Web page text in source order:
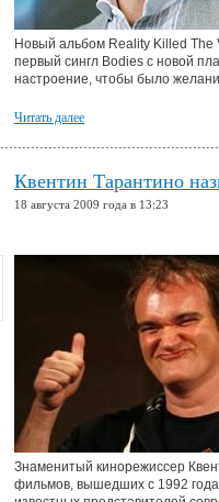
Новый альбом Reality Killed
первый сингл Bodies с новой
настроение, чтобы было
Читать далее
Квентин Тарантино
18 августа 2009 года в 13:23
Знаменитый кинорежиссер
фильмов, вышедших с 1992